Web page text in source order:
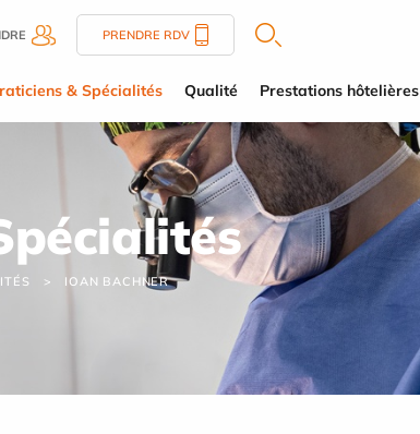
PRENDRE RDV
& Spécialités Qualité Prestations hôtelières
IOAN BACHNER